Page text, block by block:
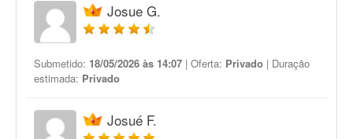
Josue G.
Submetido: 18/05/2026 às 14:07 | Oferta: Privado | Duração
estimada: Privado
Josué F.